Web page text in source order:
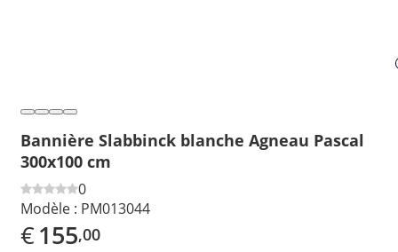
Bannière Slabbinck blanche Agneau Pascal
300x100 cm
0
Modèle : PM013044
€155,00